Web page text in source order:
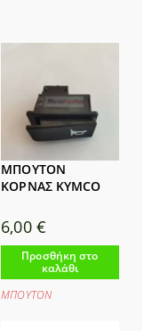
ΜΠΟΥΤΟΝ
ΚΟΡΝΑΣ KYMCO
6,00 €
Προσθήκη στο
καλάθι
ΜΠΟΥΤΟΝ